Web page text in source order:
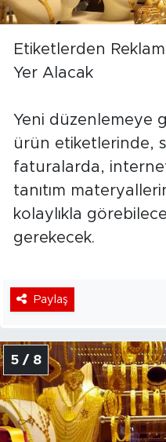
Etiketlerden
Yer Alacak
Yeni düzenlemeye
ürün etiketlerinde,
faturalarda,
tanıtım
kolaylıkla
gerekecek.
Paylaş
5 / 8